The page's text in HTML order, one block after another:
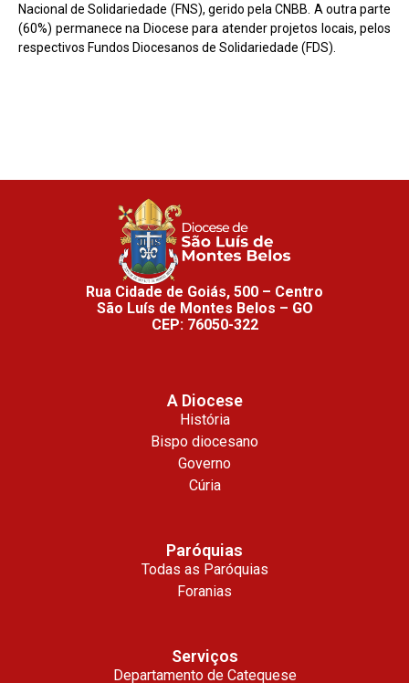
Nacional de Solidariedade (FNS), gerido pela CNBB. A outra parte
(60%) permanece na Diocese para atender projetos locais, pelos
respectivos Fundos Diocesanos de Solidariedade (FDS).
Rua Cidade de Goiás, 500 – Centro
São Luís de Montes Belos – GO
CEP: 76050-322
A Diocese
História
Bispo diocesano
Governo
Cúria
Paróquias
Todas as Paróquias
Foranias
Serviços
Departamento de Catequese